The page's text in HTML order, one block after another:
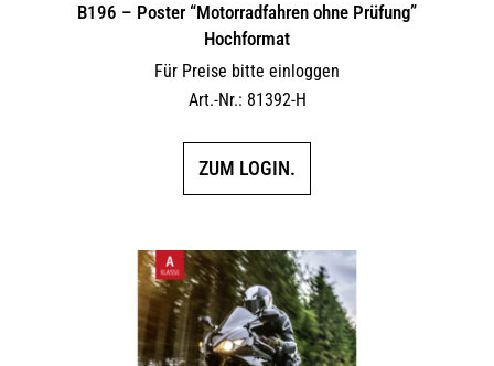
B196 – Poster “Motorradfahren ohne Prüfung”
Hochformat
Für Preise bitte einloggen
Art.-Nr.: 81392-H
ZUM LOGIN.